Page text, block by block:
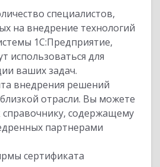
специалистов,
на внедрение технологий
1С:Предприятие,
использоваться для
ваших задач.
внедрения решений
отрасли. Вы можете
справочнику, содержащему
партнерами
сертификата